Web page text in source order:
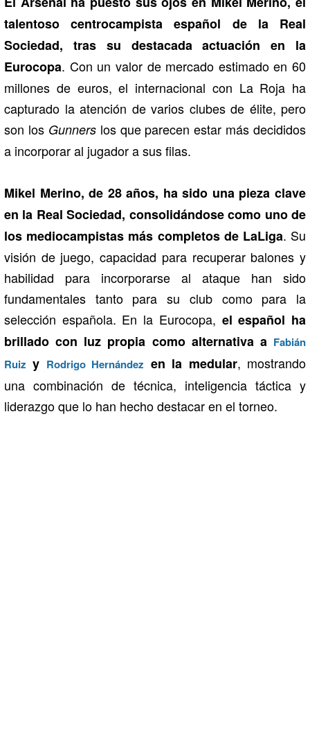
talentoso centrocampista español de la Real
Sociedad, tras su destacada actuación en la
Eurocopa. Con un valor de mercado estimado en 60
millones de euros, el internacional con La Roja ha
capturado la atención de varios clubes de élite, pero
son los Gunners los que parecen estar más decididos
a incorporar al jugador a sus filas.
Mikel Merino, de 28 años, ha sido una pieza clave
en la Real Sociedad, consolidándose como uno de
los mediocampistas más completos de LaLiga. Su
visión de juego, capacidad para recuperar balones y
habilidad para incorporarse al ataque han sido
fundamentales tanto para su club como para la
selección española. En la Eurocopa, el español ha
brillado con luz propia como alternativa a Fabián
Ruiz y Rodrigo Hernández en la medular, mostrando
una combinación de técnica, inteligencia táctica y
liderazgo que lo han hecho destacar en el torneo.